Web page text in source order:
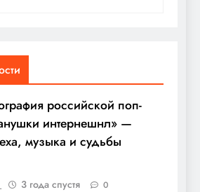
российской поп-
интернешнл» —
музыка и судьбы
3 года спустя 0